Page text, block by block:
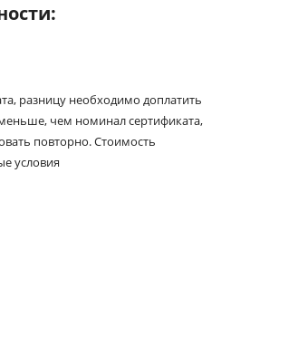
разницу необходимо доплатить
чем номинал сертификата,
повторно. Стоимость
условия